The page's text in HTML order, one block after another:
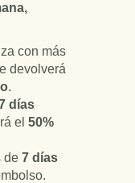
con más
devolverá
.
días
el50%
de7 días